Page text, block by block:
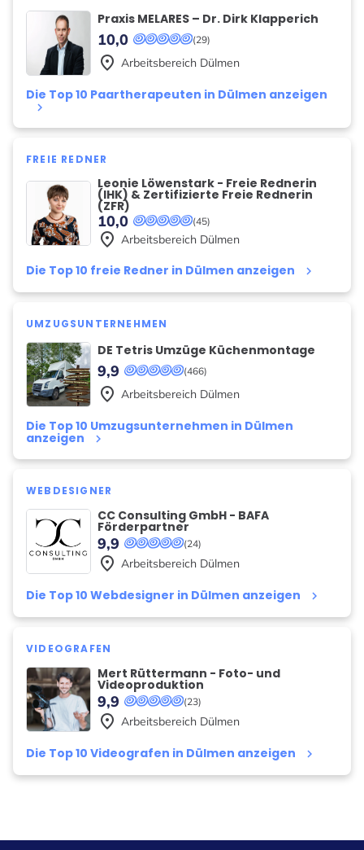
Praxis MELARES – Dr. Dirk Klapperich
(29)
10,0
Die Top 10 Paartherapeuten in Dülmen anzeigen
keyboard_arrow_right
place Arbeitsbereich Dülmen
FREIE REDNER
Leonie Löwenstark - Freie Rednerin
(IHK) & Zertifizierte Freie Rednerin
(ZFR)
(45)
10,0
Die Top 10 freie Redner in Dülmen anzeigen keyboard_arrow_right
place Arbeitsbereich Dülmen
UMZUGSUNTERNEHMEN
DE Tetris Umzüge Küchenmontage
(466)
9,9
Die Top 10 Umzugsunternehmen in Dülmen
anzeigen keyboard_arrow_right
place Arbeitsbereich Dülmen
WEBDESIGNER
CC Consulting GmbH - BAFA
Förderpartner
(24)
9,9
Die Top 10 Webdesigner in Dülmen anzeigen keyboard_arrow_right
place Arbeitsbereich Dülmen
VIDEOGRAFEN
Mert Rüttermann - Foto- und
Videoproduktion
(23)
9,9
Die Top 10 Videografen in Dülmen anzeigen keyboard_arrow_right
place Arbeitsbereich Dülmen